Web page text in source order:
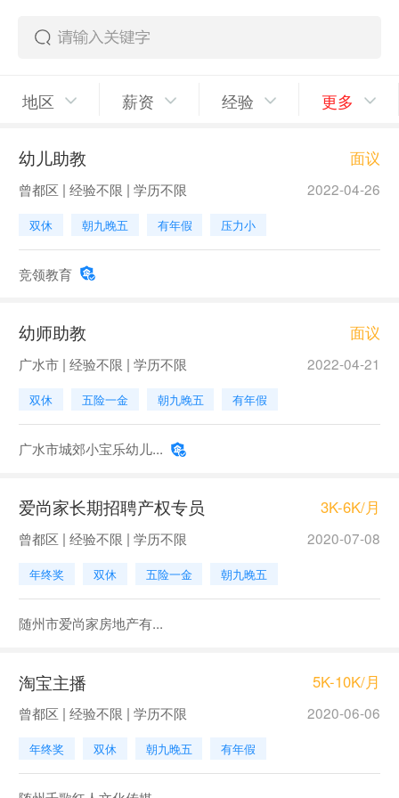
地区 薪资 经验 更多
幼儿助教 面议
曾都区 | 经验不限 | 学历不限 2022-04-26
双休 朝九晚五 有年假 压力小
竞领教育
幼师助教 面议
广水市 | 经验不限 | 学历不限 2022-04-21
双休 五险一金 朝九晚五 有年假
广水市城郊小宝乐幼儿...
爱尚家长期招聘产权专员 3K-6K/月
曾都区 | 经验不限 | 学历不限 2020-07-08
年终奖 双休 五险一金 朝九晚五
随州市爱尚家房地产有...
淘宝主播 5K-10K/月
曾都区 | 经验不限 | 学历不限 2020-06-06
年终奖 双休 朝九晚五 有年假